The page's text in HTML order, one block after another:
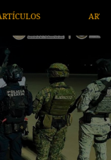
ARTE /